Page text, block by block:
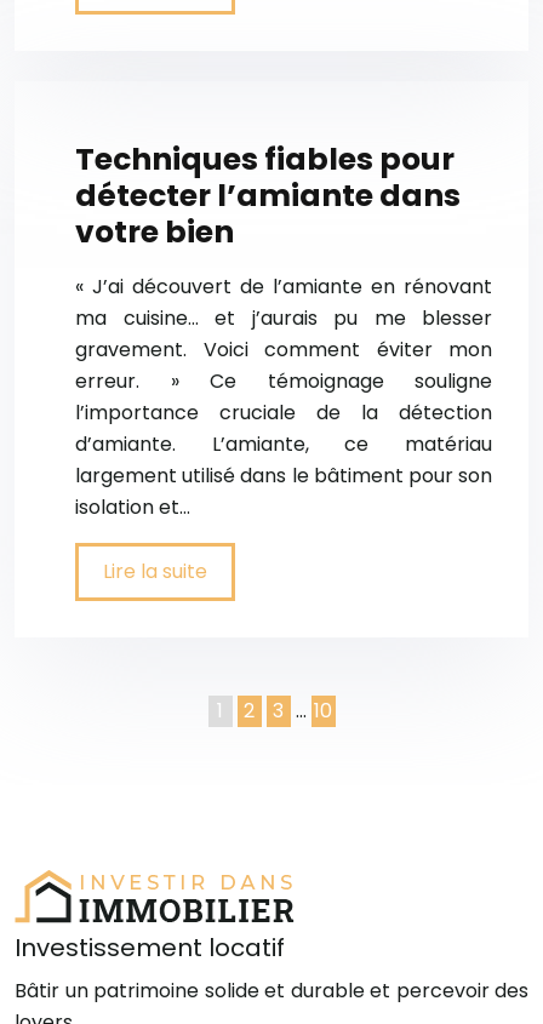
Techniques fiables pour
détecter l’amiante dans
votre bien
« J’ai découvert de l’amiante en rénovant
ma cuisine… et j’aurais pu me blesser
gravement. Voici comment éviter mon
erreur. » Ce témoignage souligne
l’importance cruciale de la détection
d’amiante. L’amiante, ce matériau
largement utilisé dans le bâtiment pour son
isolation et…
Lire la suite
1 2 3 … 10
Investissement locatif
Bâtir un patrimoine solide et durable et percevoir des